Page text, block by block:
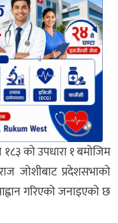
को उपधारा १ बमोजिम
जोशीबाट प्रदेशसभाको
गरिएको जनाइएको छ